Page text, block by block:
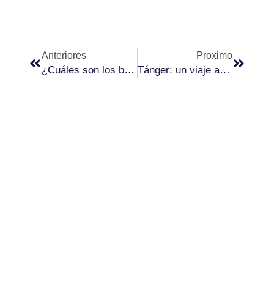
Anteriores
¿Cuáles son los beneficios del ecoturismo?
Proximo
Tánger: un viaje a la encrucijada de culturas